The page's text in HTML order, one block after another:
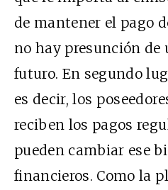
de mantener el pago
no hay presunción de
futuro. En segundo
es decir, los
reciben los pagos
pueden cambiar ese
financieros. Como la